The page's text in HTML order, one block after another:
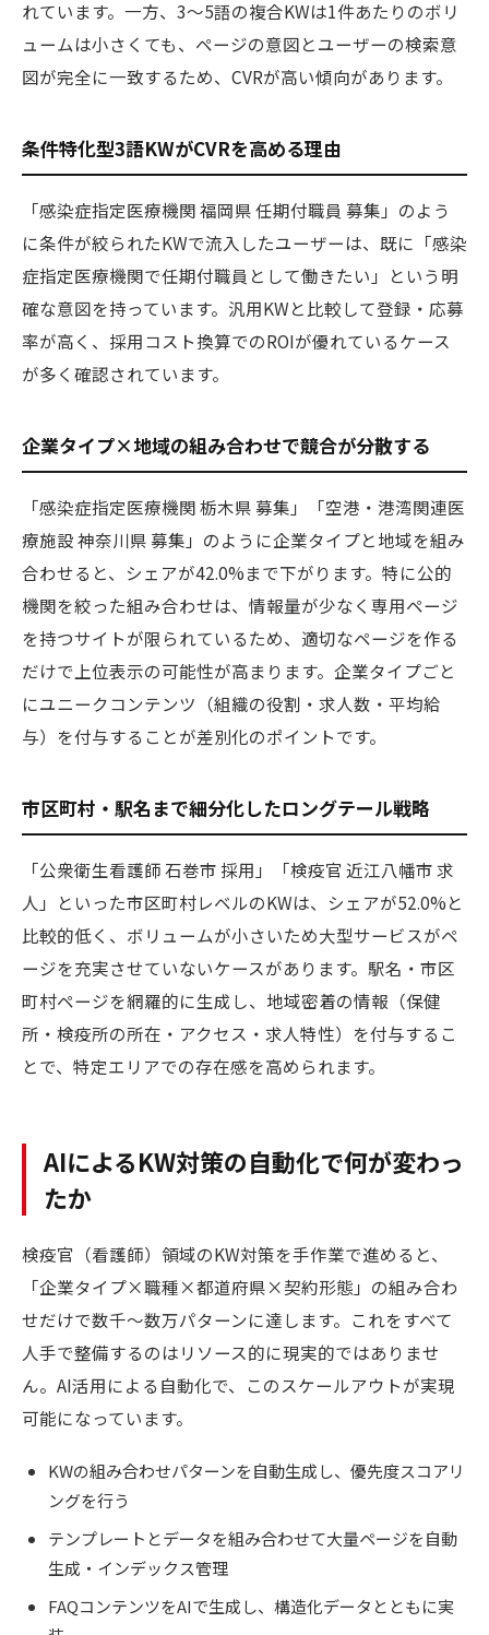
れています。一方、3〜5語の複合KWは1件あたりのボリ
ュームは小さくても、ページの意図とユーザーの検索意
図が完全に一致するため、CVRが高い傾向があります。
条件特化型3語KWがCVRを高める理由
「感染症指定医療機関 福岡県 任期付職員 募集」のよう
に条件が絞られたKWで流入したユーザーは、既に「感染
症指定医療機関で任期付職員として働きたい」という明
確な意図を持っています。汎用KWと比較して登録・応募
率が高く、採用コスト換算でのROIが優れているケース
が多く確認されています。
企業タイプ×地域の組み合わせで競合が分散する
「感染症指定医療機関 栃木県 募集」「空港・港湾関連医
療施設 神奈川県 募集」のように企業タイプと地域を組み
合わせると、シェアが42.0%まで下がります。特に公的
機関を絞った組み合わせは、情報量が少なく専用ページ
を持つサイトが限られているため、適切なページを作る
だけで上位表示の可能性が高まります。企業タイプごと
にユニークコンテンツ（組織の役割・求人数・平均給
与）を付与することが差別化のポイントです。
市区町村・駅名まで細分化したロングテール戦略
「公衆衛生看護師 石巻市 採用」「検疫官 近江八幡市 求
人」といった市区町村レベルのKWは、シェアが52.0%と
比較的低く、ボリュームが小さいため大型サービスがペ
ージを充実させていないケースがあります。駅名・市区
町村ページを網羅的に生成し、地域密着の情報（保健
所・検疫所の所在・アクセス・求人特性）を付与するこ
とで、特定エリアでの存在感を高められます。
AIによるKW対策の自動化で何が変わっ
たか
検疫官（看護師）領域のKW対策を手作業で進めると、
「企業タイプ×職種×都道府県×契約形態」の組み合わ
せだけで数千〜数万パターンに達します。これをすべて
人手で整備するのはリソース的に現実的ではありませ
ん。AI活用による自動化で、このスケールアウトが実現
可能になっています。
KWの組み合わせパターンを自動生成し、優先度スコアリ
ングを行う
テンプレートとデータを組み合わせて大量ページを自動
生成・インデックス管理
FAQコンテンツをAIで生成し、構造化データとともに実